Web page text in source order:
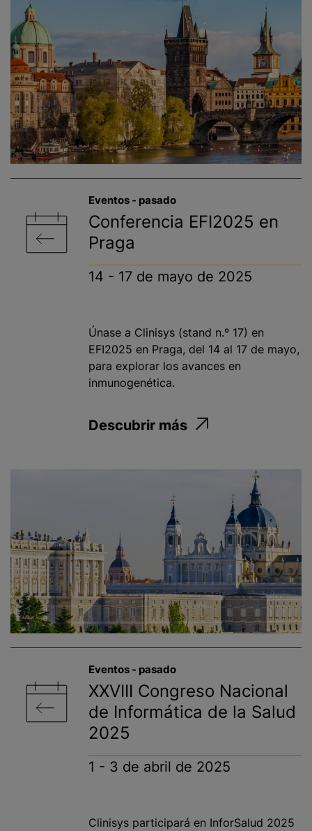
Eventos - pasado​
Conferencia EFI2025 en
Praga
14 - 17 de mayo de 2025
Únase a Clinisys (stand n.º 17) en
EFI2025 en Praga, del 14 al 17 de mayo,
para explorar los avances en
inmunogenética.
Descubrir más
Eventos - pasado​
XXVIII Congreso Nacional
de Informática de la Salud
2025
1 - 3 de abril de 2025
Clinisys participará en InforSalud 2025